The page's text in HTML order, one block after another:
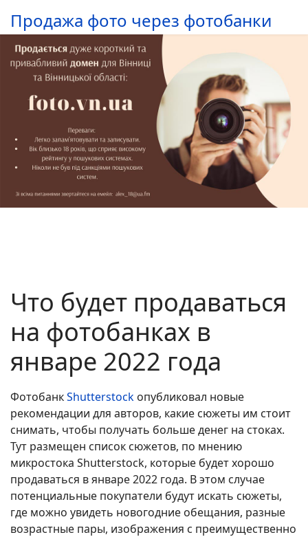
Продажа фото через фотобанки
Что будет продаваться
на фотобанках в
январе 2022 года
ФотобанкShutterstock опубликовал новые
рекомендации для авторов, какие сюжеты им стоит
снимать, чтобы получать больше денег на стоках.
Тут размещен список сюжетов, по мнению
микростока Shutterstock, которые будет хорошо
продаваться в январе 2022 года. В этом случае
потенциальные покупатели будут искать сюжеты,
где можно увидеть новогодние обещания, разные
возрастные пары, изображения с преимущественно